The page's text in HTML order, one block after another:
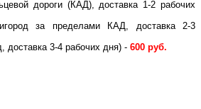
дороги (КАД), доставка 1-2 рабочих
за пределами КАД, доставка 2-3
доставка 3-4 рабочих дня) - 600 руб.